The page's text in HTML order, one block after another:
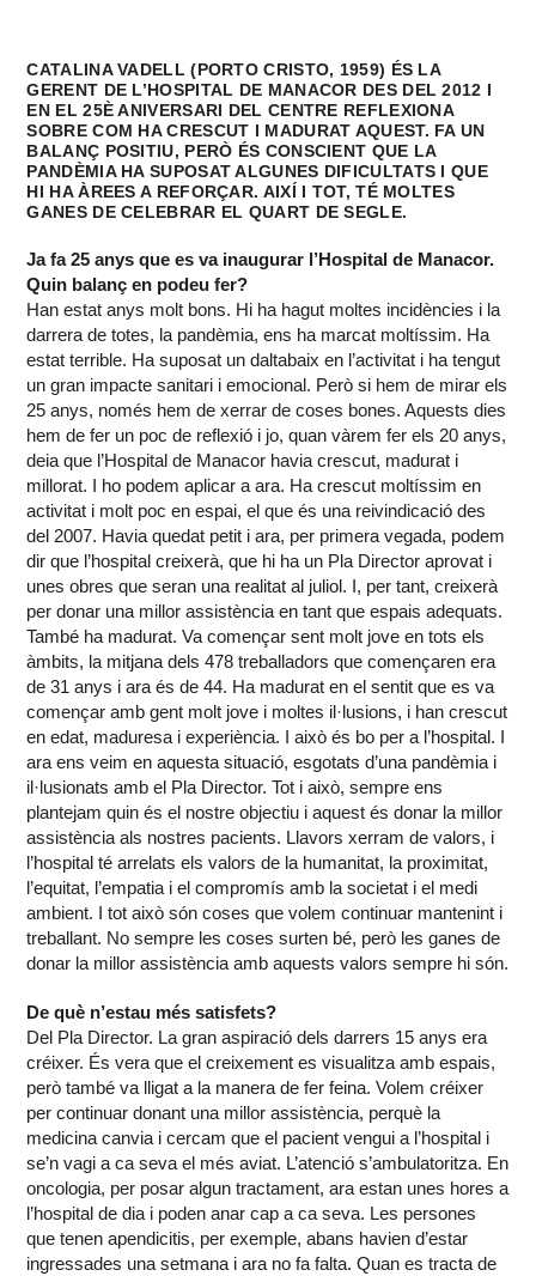
CATALINA VADELL (PORTO CRISTO, 1959) ÉS LA
GERENT DE L’HOSPITAL DE MANACOR DES DEL 2012 I
EN EL 25È ANIVERSARI DEL CENTRE REFLEXIONA
SOBRE COM HA CRESCUT I MADURAT AQUEST. FA UN
BALANÇ POSITIU, PERÒ ÉS CONSCIENT QUE LA
PANDÈMIA HA SUPOSAT ALGUNES DIFICULTATS I QUE
HI HA ÀREES A REFORÇAR. AIXÍ I TOT, TÉ MOLTES
GANES DE CELEBRAR EL QUART DE SEGLE.
Ja fa 25 anys que es va inaugurar l’Hospital de Manacor.
Quin balanç en podeu fer?
Han estat anys molt bons. Hi ha hagut moltes incidències i la
darrera de totes, la pandèmia, ens ha marcat moltíssim. Ha
estat terrible. Ha suposat un daltabaix en l’activitat i ha tengut
un gran impacte sanitari i emocional. Però si hem de mirar els
25 anys, només hem de xerrar de coses bones. Aquests dies
hem de fer un poc de reflexió i jo, quan vàrem fer els 20 anys,
deia que l’Hospital de Manacor havia crescut, madurat i
millorat. I ho podem aplicar a ara. Ha crescut moltíssim en
activitat i molt poc en espai, el que és una reivindicació des
del 2007. Havia quedat petit i ara, per primera vegada, podem
dir que l’hospital creixerà, que hi ha un Pla Director aprovat i
unes obres que seran una realitat al juliol. I, per tant, creixerà
per donar una millor assistència en tant que espais adequats.
També ha madurat. Va començar sent molt jove en tots els
àmbits, la mitjana dels 478 treballadors que començaren era
de 31 anys i ara és de 44. Ha madurat en el sentit que es va
començar amb gent molt jove i moltes il·lusions, i han crescut
en edat, maduresa i experiència. I això és bo per a l’hospital. I
ara ens veim en aquesta situació, esgotats d’una pandèmia i
il·lusionats amb el Pla Director. Tot i això, sempre ens
plantejam quin és el nostre objectiu i aquest és donar la millor
assistència als nostres pacients. Llavors xerram de valors, i
l’hospital té arrelats els valors de la humanitat, la proximitat,
l’equitat, l’empatia i el compromís amb la societat i el medi
ambient. I tot això són coses que volem continuar mantenint i
treballant. No sempre les coses surten bé, però les ganes de
donar la millor assistència amb aquests valors sempre hi són.
De què n’estau més satisfets?
Del Pla Director. La gran aspiració dels darrers 15 anys era
créixer. És vera que el creixement es visualitza amb espais,
però també va lligat a la manera de fer feina. Volem créixer
per continuar donant una millor assistència, perquè la
medicina canvia i cercam que el pacient vengui a l’hospital i
se’n vagi a ca seva el més aviat. L’atenció s’ambulatoritza. En
oncologia, per posar algun tractament, ara estan unes hores a
l’hospital de dia i poden anar cap a ca seva. Les persones
que tenen apendicitis, per exemple, abans havien d’estar
ingressades una setmana i ara no fa falta. Quan es tracta de